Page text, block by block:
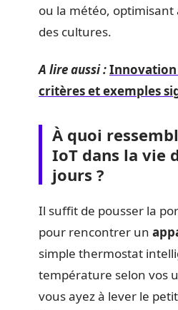
ou la météo, optimisant
des cultures.
A lire aussi :
critères et exemples
À quoi
IoT dans la vie
jours ?
Il suffit de pousser la
pour rencontrer un
simple thermostat
température selon vos
vous ayez à lever le